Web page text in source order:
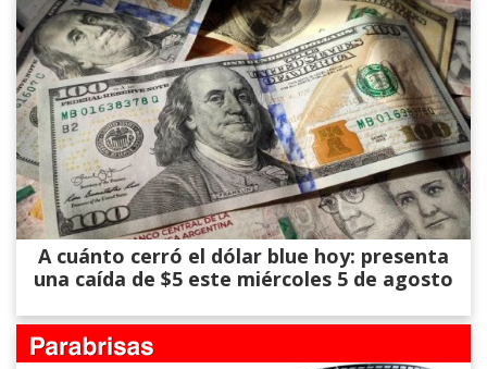
A cuánto cerró el dólar blue hoy: presenta
una caída de $5 este miércoles 5 de agosto